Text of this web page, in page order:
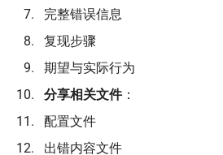
完整错误信息
复现步骤
期望与实际行为
分享相关文件：
配置文件
出错内容文件